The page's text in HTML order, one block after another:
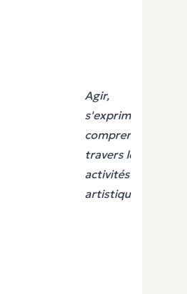
Agir,
s'exprimer,
comprendre à
travers les
activités
artistiques